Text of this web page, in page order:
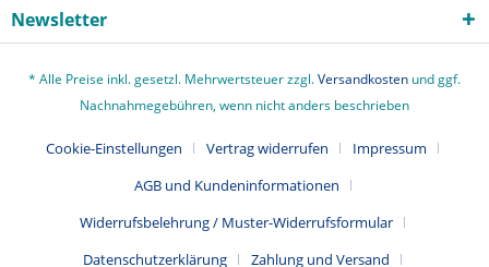
Newsletter
* Alle Preise inkl. gesetzl. Mehrwertsteuer zzgl.Versandkosten und ggf.
Nachnahmegebühren, wenn nicht anders beschrieben
Cookie-Einstellungen Vertrag widerrufen
Impressum
AGB und Kundeninformationen
Widerrufsbelehrung / Muster-Widerrufsformular
Datenschutzerklärung
Zahlung und Versand